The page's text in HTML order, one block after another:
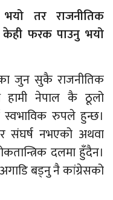
तर राजनीतिक
केही फरक पाउनु भयो
जुन सुकै राजनीतिक
हामी नेपाल कै ठूलो
स्वभाविक रुपले हुन्छ।
संघर्ष नभएको अथवा
दलमा हुँदैन।
बड्नु नै कांग्रेसको